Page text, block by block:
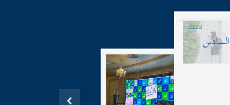
17-05-